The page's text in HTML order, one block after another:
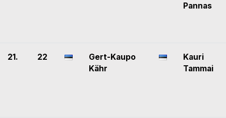
Pannas
21. 22
Gert-Kaupo
Kähr
Kauri
Tammai